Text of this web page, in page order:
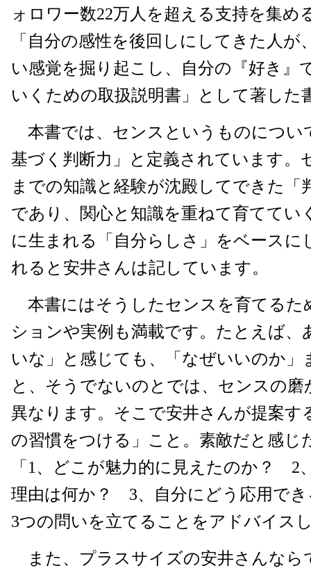
ォロワー数22万人を超える支持を集め
「自分の感性を後回しにしてきた人が
い感覚を掘り起こし、自分の『好き』
いくための取扱説明書」として著した
本書では、センスというものについ
基づく判断力」と定義されています。
までの知識と経験が沈殿してできた「
であり、関心と知識を重ねて育ててい
に生まれる「自分らしさ」をベースに
れると安井さんは記しています。
本書にはそうしたセンスを育てるた
ションや実例も満載です。たとえば、
いな」と感じても、「なぜいいのか」
と、そうでないのとでは、センスの
異なります。そこで安井さんが提案す
の習慣をつける」こと。素敵だと感じ
「1、どこが魅力的に見えたのか？ 2
理由は何か？ 3、自分にどう応用で
3つの問いを立てることをアドバイス
また、プラスサイズの安井さんなら